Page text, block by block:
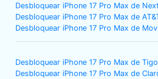
Desbloquear iPhone 17 Pro Max de
Desbloquear iPhone 17 Pro Max de
Desbloquear iPhone 17 Pro Max de
Desbloquear iPhone 17 Pro Max de
Desbloquear iPhone 17 Pro Max de